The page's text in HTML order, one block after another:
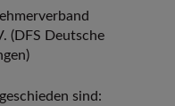
(DFS Deutsche
sind: